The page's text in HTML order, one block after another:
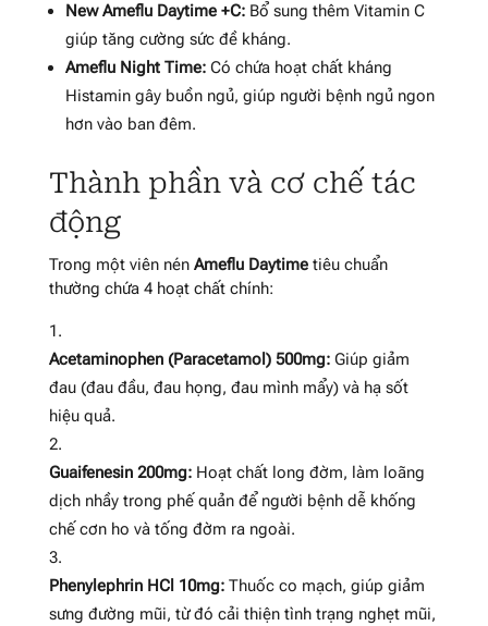
New Ameflu Daytime +C:Bổ sung thêm Vitamin C
giúp tăng cường sức đề kháng.
Ameflu Night Time:Có chứa hoạt chất kháng
Histamin gây buồn ngủ, giúp người bệnh ngủ ngon
hơn vào ban đêm.
Thành phần và cơ chế tác
động
Trong một viên nén Ameflu Daytimetiêu chuẩn
thường chứa 4 hoạt chất chính:
Acetaminophen (Paracetamol) 500mg:Giúp giảm
đau (đau đầu, đau họng, đau mình mẩy) và hạ sốt
hiệu quả.
Guaifenesin 200mg:Hoạt chất long đờm, làm loãng
dịch nhầy trong phế quản để người bệnh dễ khống
chế cơn ho và tống đờm ra ngoài.
Phenylephrin HCl 10mg:Thuốc co mạch, giúp giảm
sưng đường mũi, từ đó cải thiện tình trạng nghẹt mũi,